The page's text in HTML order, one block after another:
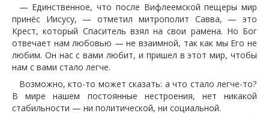
— Единственное, что после Вифлеемской пещеры мир
принёс Иисусу, — отметил митрополит Савва, — это
Крест, который Спаситель взял на свои рамена. Но Бог
отвечает нам любовью — не взаимной, так как мы Его не
любим. Он нас с вами любит, и пришел в этот мир, чтобы
нам с вами стало легче.
Возможно, кто-то может сказать: а что стало легче-то?
В мире нашем постоянные нестроения, нет никакой
стабильности — ни политической, ни социальной.